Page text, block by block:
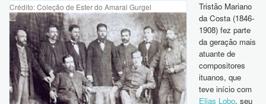
Crédito: Coleção de Ester do Amaral Gurgel
Tristão Mariano
da Costa (1846-
1908) fez parte
da geração mais
atuante de
compositores
ituanos, que
teve início com
Elias Lobo, seu